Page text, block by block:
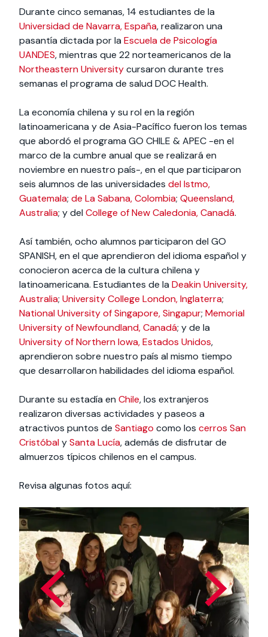
Durante cinco semanas, 14 estudiantes de la
Universidad de Navarra, España, realizaron una
pasantía dictada por la Escuela de Psicología
UANDES, mientras que 22 norteamericanos de la
Northeastern Universitycursaron durante tres
semanas el programa de salud DOC Health.
La economía chilena y su rol en la región
latinoamericana y de Asia-Pacífico fueron los temas
que abordó el programa GO CHILE & APEC -en el
marco de la cumbre anual que se realizará en
noviembre en nuestro país-, en el que participaron
seis alumnos de las universidades del Istmo,
Guatemala; de La Sabana, Colombia; Queensland,
Australia; y del College of New Caledonia, Canadá.
Así también, ocho alumnos participaron del GO
SPANISH, en el que aprendieron del idioma español y
conocieron acerca de la cultura chilena y
latinoamericana. Estudiantes de la Deakin University,
Australia; University College London, Inglaterra;
National University of Singapore, Singapur; Memorial
University of Newfoundland, Canadá; y de la
University of Northern Iowa, Estados Unidos,
aprendieron sobre nuestro país al mismo tiempo
que desarrollaron habilidades del idioma español.
Durante su estadía en Chile, los extranjeros
realizaron diversas actividades y paseos a
atractivos puntos de Santiago como los cerros San
CristóbalySanta Lucía, además de disfrutar de
almuerzos típicos chilenos en el campus.
Revisa algunas fotos aquí: